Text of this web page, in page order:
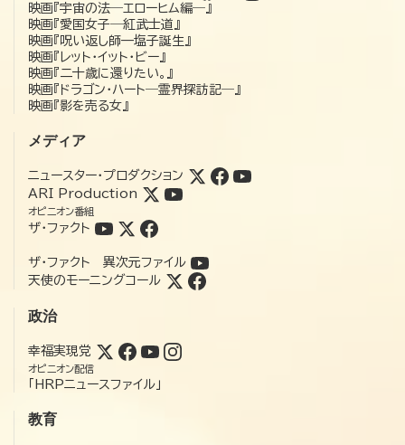
映画『宇宙の法―エローヒム編―』
映画『愛国女子―紅武士道』
映画『呪い返し師—塩子誕生』
映画『レット・イット・ビー』
映画『二十歳に還りたい。』
映画『ドラゴン・ハート―霊界探訪記―』
映画『影を売る女』
メディア
ニュースター・プロダクション
ARI Production
オピニオン番組
ザ・ファクト
ザ・ファクト 異次元ファイル
天使のモーニングコール
政治
幸福実現党
オピニオン配信
「HRPニュースファイル」
教育